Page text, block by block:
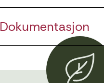
Dokumentasjon